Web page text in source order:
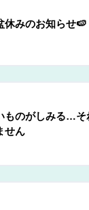
休みのお知らせ🍉
ものがしみる…そ
せん